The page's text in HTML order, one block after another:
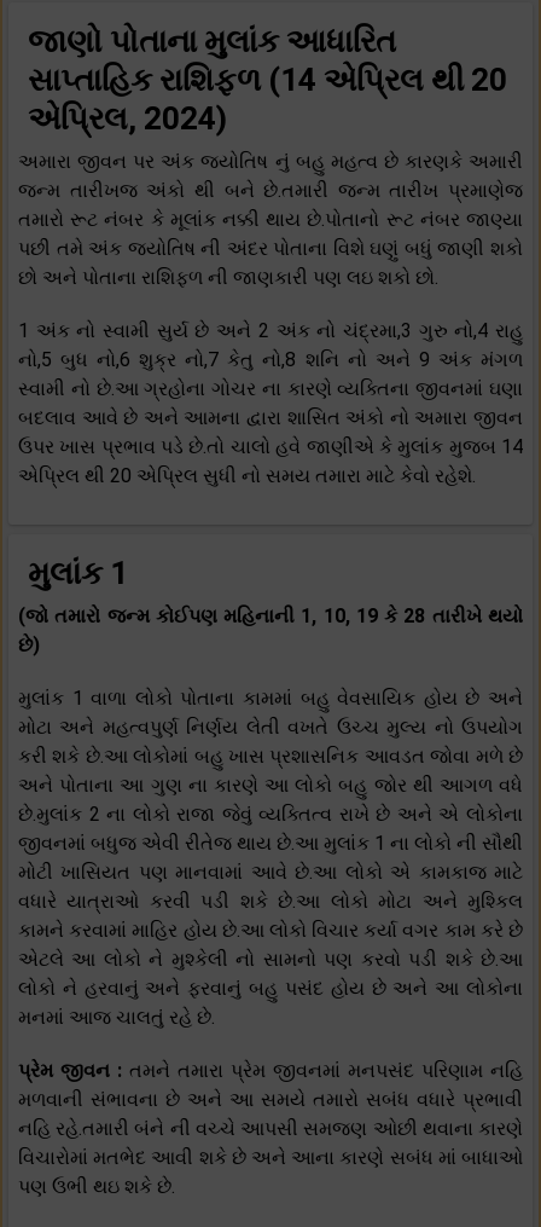
જાણો પોતાના મુલાંક આધારિત
સાપ્તાહિક રાશિફળ (14 એપ્રિલ થી 20
એપ્રિલ, 2024)
અમારા જીવન પર અંક જ્યોતિષ નું બહુ મહત્વ છે કારણકે અમારી
જન્મ તારીખજ અંકો થી બને છે.તમારી જન્મ તારીખ પ્રમાણેજ
તમારો રૂટ નંબર કે મૂલાંક નક્કી થાય છે.પોતાનો રૂટ નંબર જાણ્યા
પછી તમે અંક જ્યોતિષ ની અંદર પોતાના વિશે ઘણું બધું જાણી શકો
છો અને પોતાના રાશિફળ ની જાણકારી પણ લઇ શકો છો.
1 અંક નો સ્વામી સુર્ય છે અને 2 અંક નો ચંદ્રમા,3 ગુરુ નો,4 રાહુ
નો,5 બુધ નો,6 શુક્ર નો,7 કેતુ નો,8 શનિ નો અને 9 અંક મંગળ
સ્વામી નો છે.આ ગ્રહોના ગોચર ના કારણે વ્યક્તિના જીવનમાં ઘણા
બદલાવ આવે છે અને આમના દ્વારા શાસિત અંકો નો અમારા જીવન
ઉપર ખાસ પ્રભાવ પડે છે.તો ચાલો હવે જાણીએ કે મુલાંક મુજબ 14
એપ્રિલ થી 20 એપ્રિલ સુધી નો સમય તમારા માટે કેવો રહેશે.
મુલાંક 1
(જો તમારો જન્મ કોઈપણ મહિનાની 1, 10, 19 કે 28 તારીખે થયો
છે)
મુલાંક 1 વાળા લોકો પોતાના કામમાં બહુ વેવસાયિક હોય છે અને
મોટા અને મહત્વપુર્ણ નિર્ણય લેતી વખતે ઉચ્ચ મુલ્ય નો ઉપયોગ
કરી શકે છે.આ લોકોમાં બહુ ખાસ પ્રશાસનિક આવડત જોવા મળે છે
અને પોતાના આ ગુણ ના કારણે આ લોકો બહુ જોર થી આગળ વધે
છે.મુલાંક 2 ના લોકો રાજા જેવું વ્યક્તિત્વ રાખે છે અને એ લોકોના
જીવનમાં બધુજ એવી રીતેજ થાય છે.આ મુલાંક 1 ના લોકો ની સૌથી
મોટી ખાસિયત પણ માનવામાં આવે છે.આ લોકો એ કામકાજ માટે
વધારે યાત્રાઓ કરવી પડી શકે છે.આ લોકો મોટા અને મુશ્કિલ
કામને કરવામાં માહિર હોય છે.આ લોકો વિચાર કર્યા વગર કામ કરે છે
એટલે આ લોકો ને મુશ્કેલી નો સામનો પણ કરવો પડી શકે છે.આ
લોકો ને હરવાનું અને ફરવાનું બહુ પસંદ હોય છે અને આ લોકોના
મનમાં આજ ચાલતું રહે છે.
પ્રેમ જીવન : તમને તમારા પ્રેમ જીવનમાં મનપસંદ પરિણામ નહિ
મળવાની સંભાવના છે અને આ સમયે તમારો સબંધ વધારે પ્રભાવી
નહિ રહે.તમારી બંને ની વચ્ચે આપસી સમજણ ઓછી થવાના કારણે
વિચારોમાં મતભેદ આવી શકે છે અને આના કારણે સબંધ માં બાધાઓ
પણ ઉભી થઇ શકે છે.